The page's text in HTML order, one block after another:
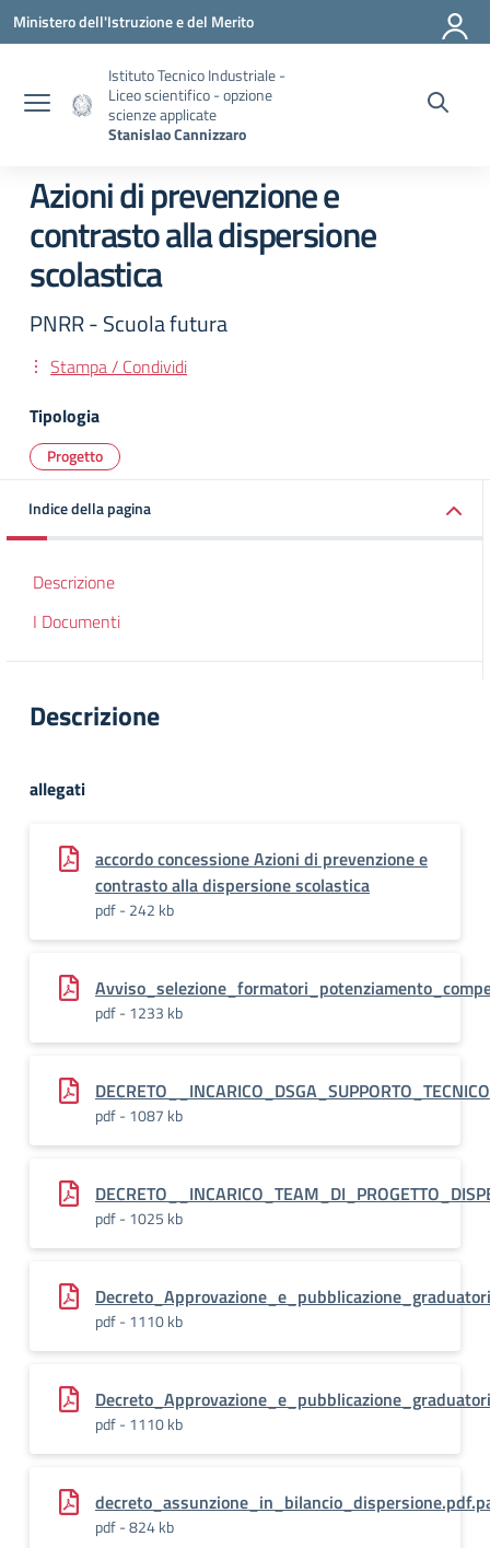
Vai ai contenuti
Vai al menu di navigazione
Vai al footer
Ministero dell'Istruzione e del Merito
Istituto Tecnico Industriale -
Liceo scientifico - opzione
scienze applicate
Stanislao Cannizzaro
Azioni di prevenzione e
contrasto alla dispersione
scolastica
PNRR - Scuola futura
Stampa / Condividi
Tipologia
Progetto
Indice della pagina
Descrizione
I Documenti
Descrizione
allegati
accordo concessione Azioni di prevenzione e
contrasto alla dispersione scolastica
pdf - 242 kb
pdf - 1233 kb
pdf - 1087 kb
pdf - 1025 kb
pdf - 1110 kb
pdf - 1110 kb
pdf - 824 kb